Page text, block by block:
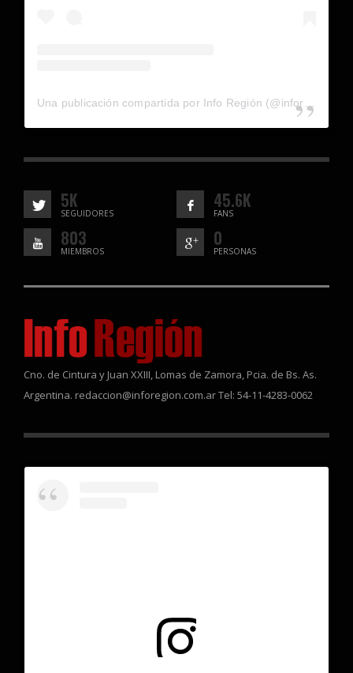
Una publicación compartida por Info Región (@inforegion_redes)
5K
SEGUIDORES
45.6K
FANS
803
MIEMBROS
0
PERSONAS
Cno. de Cintura y Juan XXIII, Lomas de Zamora, Pcia. de Bs. As.
Argentina. redaccion@inforegion.com.ar Tel: 54-11-4283-0062